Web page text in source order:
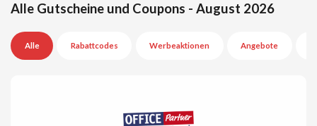
Alle Gutscheine und Coupons - August 2026
Alle Rabattcodes Werbeaktionen Angebote